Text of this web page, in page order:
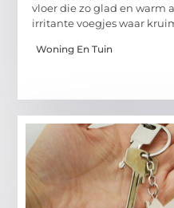
vloer die zo glad en warm
irritante voegjes waar
Woning En Tuin